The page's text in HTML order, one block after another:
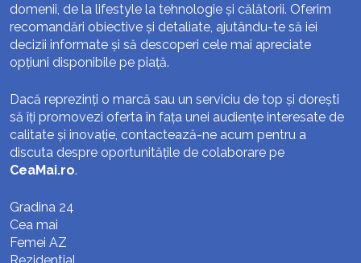
domenii, de la lifestyle la tehnologie și călătorii. Oferim
recomandări obiective și detaliate, ajutându-te să iei
decizii informate și să descoperi cele mai apreciate
opțiuni disponibile pe piață.
Dacă reprezinți o marcă sau un serviciu de top și dorești
să îți promovezi oferta în fața unei audiențe interesate de
calitate și inovație, contactează-ne acum pentru a
discuta despre oportunitățile de colaborare pe
CeaMai.ro.
Gradina 24
Cea mai
Femei AZ
Rezidential